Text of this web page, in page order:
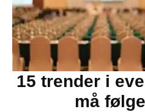
15 trender i
må